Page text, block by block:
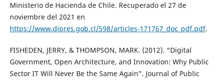
Ministerio de Hacienda de Chile. Recuperado el 27 de
noviembre del 2021 en
https://www.dipres.gob.cl/598/articles-171767_doc_pdf.pdf.
FISHEDEN, JERRY, & THOMPSON, MARK. (2012). “Digital
Government, Open Architecture, and Innovation: Why Public
Sector IT Will Never Be the Same Again”. Journal of Public